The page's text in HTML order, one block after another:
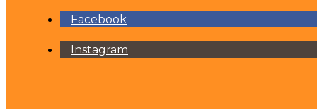
Facebook
Instagram